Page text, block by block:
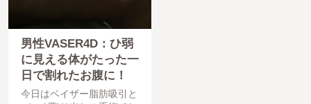
男性VASER4D：ひ弱
に見える体がたった一
日で割れたお腹に！
今日はベイザー脂肪吸引と